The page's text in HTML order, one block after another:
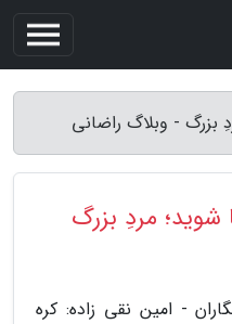
- امین نقی زاده: کره